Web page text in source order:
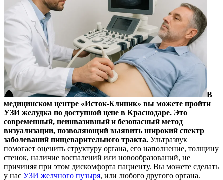
В
медицинском центре «Исток-Клиник» вы можете пройти
УЗИ желудка по доступной цене в Краснодаре. Это
современный, неинвазивный и безопасный метод
визуализации, позволяющий выявить широкий спектр
заболеваний пищеварительного тракта. Ультразвук
помогает оценить структуру органа, его наполнение, толщину
стенок, наличие воспалений или новообразований, не
причиняя при этом дискомфорта пациенту. Вы можете сделать
у нас УЗИ желчного пузыря, или любого другого органа.